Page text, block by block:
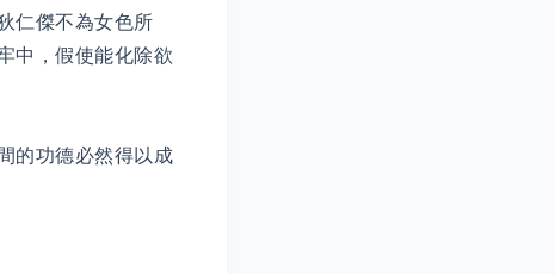
仁傑不為女色所
中，假使能化除欲
的功德必然得以成